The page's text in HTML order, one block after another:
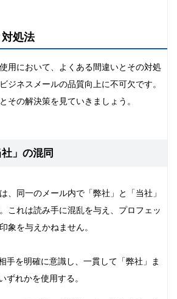
処法
用において、よくある間違いとその対処
ジネスメールの品質向上に不可欠です。
その解決策を見ていきましょう。
社」の混同
、同一のメール内で「弊社」と「当社」
これは読み手に混乱を与え、プロフェッ
象を与えかねません。
手を明確に意識し、一貫して「弊社」ま
ずれかを使用する。